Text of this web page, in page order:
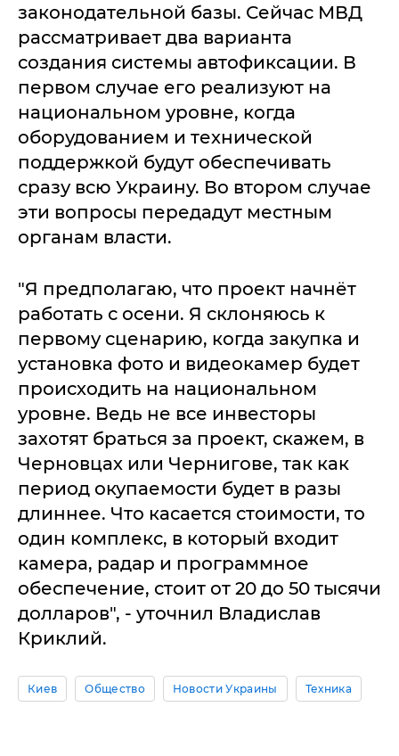
законодательной базы. Сейчас МВД
рассматривает два варианта
создания системы автофиксации. В
первом случае его реализуют на
национальном уровне, когда
оборудованием и технической
поддержкой будут обеспечивать
сразу всю Украину. Во втором случае
эти вопросы передадут местным
органам власти.
"Я предполагаю, что проект начнёт
работать с осени. Я склоняюсь к
первому сценарию, когда закупка и
установка фото и видеокамер будет
происходить на национальном
уровне. Ведь не все инвесторы
захотят браться за проект, скажем, в
Черновцах или Чернигове, так как
период окупаемости будет в разы
длиннее. Что касается стоимости, то
один комплекс, в который входит
камера, радар и программное
обеспечение, стоит от 20 до 50 тысячи
долларов", - уточнил Владислав
Криклий.
Киев Общество Новости Украины Техника